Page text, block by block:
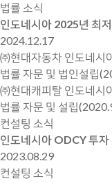
법률 소식
인도네시아 2025년 최
2024.12.17
㈜현대자동차 인도네시
법률 자문 및 법인설립
㈜현대캐피탈 인도네시
법률 자문 및 설립
컨설팅 소식
인도네시아 ODCY 투자
2023.08.29
컨설팅 소식